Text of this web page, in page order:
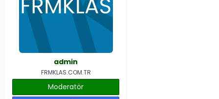
admin
FRMKLAS.COM.TR
Moderatör